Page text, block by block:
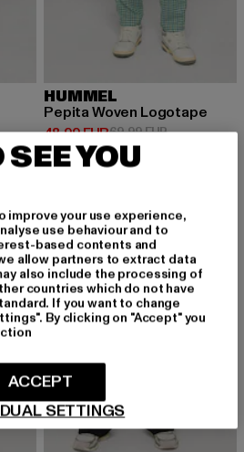
59,99 EUR
HUMMEL
Pepita Woven Logotape
48,99 EUR
Derzeitiger Preis: 48,99 EUR
69,99 EURAktionspreis:
YOU
improve your use experience,
use behaviour and to
based contents and
allow partners to extract data
also include the processing of
countries which do not have
If you want to change
By clicking on "Accept" you
SETTINGS
ACCEPT